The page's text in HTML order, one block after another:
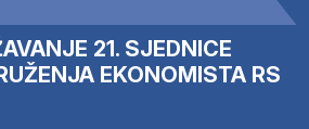
21. SJEDNICE
EKONOMISTA RS